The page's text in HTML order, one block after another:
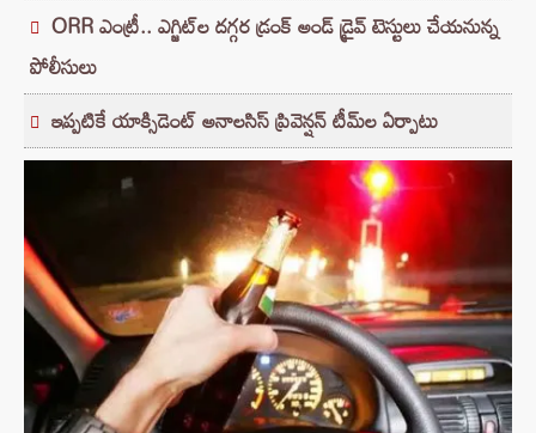
ORR ఎంట్రీ.. ఎగ్జిట్‌ల దగ్గర డ్రంక్‌ అండ్‌ డ్రైవ్‌ టెస్టులు చేయనున్న
పోలీసులు
ఇప్పటికే యాక్సిడెంట్‌ అనాలసిస్‌ ప్రివెన్షన్‌ టీమ్‌ల ఏర్పాటు